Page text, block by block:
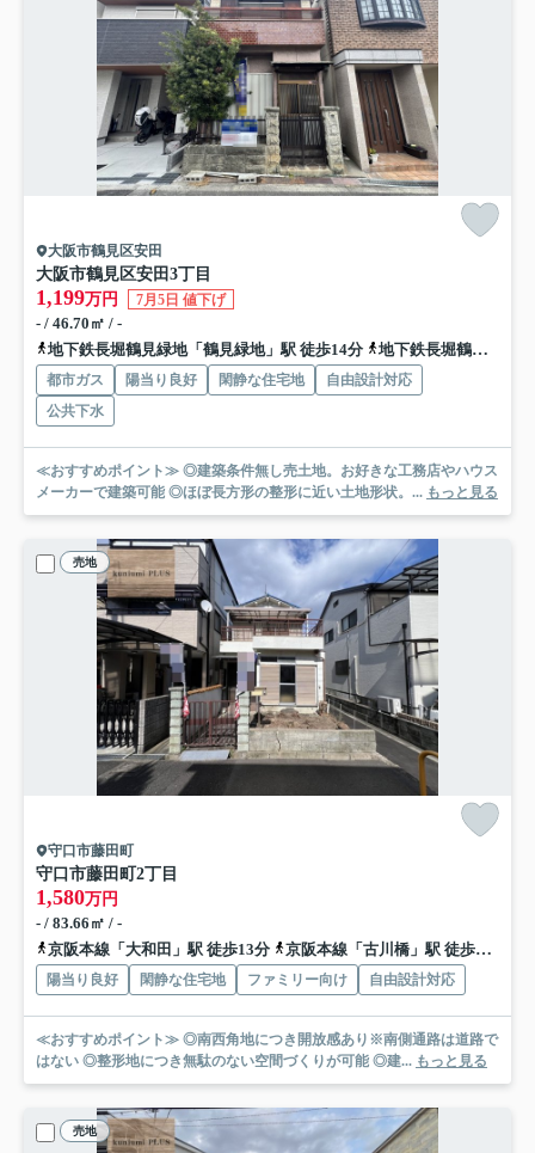
大阪市鶴見区安田
大阪市鶴見区安田3丁目
1,199万円 7月5日 値下げ
- / 46.70㎡ / -
地下鉄長堀鶴見緑地「鶴見緑地」駅 徒歩14分
地下鉄長堀鶴見緑地「門真南」駅 徒歩15分
都市ガス 陽当り良好 閑静な住宅地
自由設計対応
公共下水
≪おすすめポイント≫ ◎建築条件無し売土地。お好きな工務店やハウス
メーカーで建築可能 ◎ほぼ長方形の整形に近い土地形状。... もっと見る
売地
守口市藤田町
守口市藤田町2丁目
1,580万円
- / 83.66㎡ / -
京阪本線「大和田」駅 徒歩13分
京阪本線「古川橋」駅 徒歩15分
陽当り良好 閑静な住宅地 ファミリー向け 自由設計対応
≪おすすめポイント≫ ◎南西角地につき開放感あり※南側通路は道路で
はない ◎整形地につき無駄のない空間づくりが可能 ◎建... もっと見る
売地